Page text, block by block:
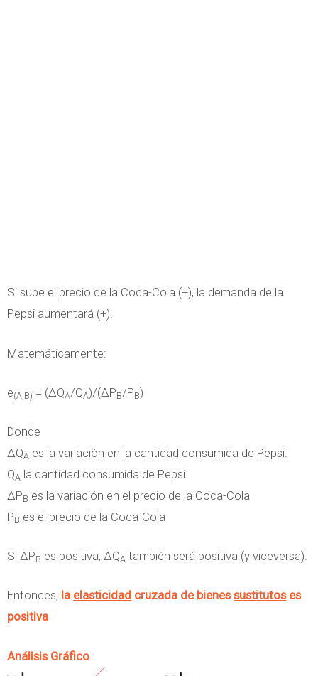
Si sube el precio de la Coca-Cola (+), la demanda de la
Pepsi aumentará (+).
Matemáticamente:
e(A,B) = (ΔQA/QA)/(ΔPB/PB)
Donde
ΔQA es la variación en la cantidad consumida de Pepsi.
QA la cantidad consumida de Pepsi
ΔPB es la variación en el precio de la Coca-Cola
PB es el precio de la Coca-Cola
Si ΔPB es positiva, ΔQA también será positiva (y viceversa).
Entonces, la elasticidad cruzada de bienessustitutoses
positiva
Análisis Gráfico